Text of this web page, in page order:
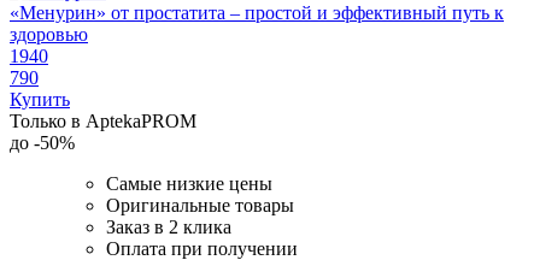
«Менурин» от простатита – простой и эффективный путь к
здоровью
1940
790
Купить
Только в AptekaPROM
до -50%
Самые низкие цены
Оригинальные товары
Заказ в 2 клика
Оплата при получении